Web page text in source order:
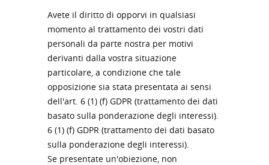
Avete il diritto di opporvi in qualsiasi
momento al trattamento dei vostri dati
personali da parte nostra per motivi
derivanti dalla vostra situazione
particolare, a condizione che tale
opposizione sia stata presentata ai sensi
dell'art. 6 (1) (f) GDPR (trattamento dei dati
basato sulla ponderazione degli interessi).
6 (1) (f) GDPR (trattamento dei dati basato
sulla ponderazione degli interessi).
Se presentate un'obiezione, non